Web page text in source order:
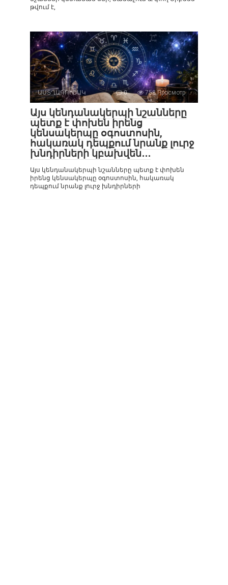
թվում է,
ԱՍՏՂԱԳՈՒՇԱԿ 0 758 Просмотр
Այս կենդանակերպի նշանները
պետք է փոխեն իրենց
կենսակերպը օգոստոսին,
հակառակ դեպքում նրանք լուրջ
խնդիրների կբախվեն․․․
Այս կենդանակերպի նշանները պետք է փոխեն
իրենց կենսակերպը օգոստոսին, հակառակ
դեպքում նրանք լուրջ խնդիրների